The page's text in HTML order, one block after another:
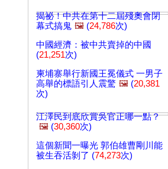
揭祕！中共在第十二屆殘奧會閉
幕式搞鬼 🖼️ (24,786次)
中國經濟：被中共賣掉的中國
(21,251次)
柬埔寨舉行新國王冕儀式 一男子
高舉的標語引人震驚 🖼️ (20,381
次)
江澤民到底欣賞吳官正哪一點？
🖼️ (30,360次)
這個新聞一曝光 郭伯雄曹剛川能
被生吞活剝了 (74,273次)